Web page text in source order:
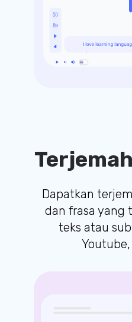
Dapatkan
dan frasa yang
teks atau